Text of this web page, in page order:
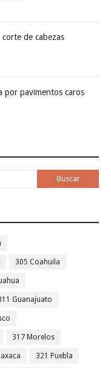
de cabezas
por pavimentos caros
305 Coahuila
Guanajuato
317 Morelos
321 Puebla